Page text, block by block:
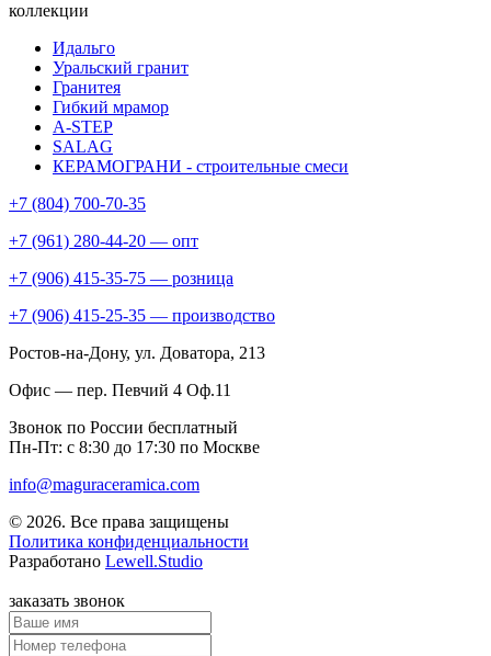
коллекции
Идальго
Уральский гранит
Гранитея
Гибкий мрамор
A-STEP
SALAG
КЕРАМОГРАНИ - строительные смеси
+7 (804) 700-70-35
+7 (961) 280-44-20 — опт
+7 (906) 415-35-75 — розница
+7 (906) 415-25-35 — производство
Ростов-на-Дону, ул. Доватора, 213
Офис — пер. Певчий 4 Оф.11
Звонок по России бесплатный
Пн-Пт: с 8:30 до 17:30 по Москве
info@maguraceramica.com
© 2026. Все права защищены
Политика конфиденциальности
Разработано Lewell.Studio
заказать звонок